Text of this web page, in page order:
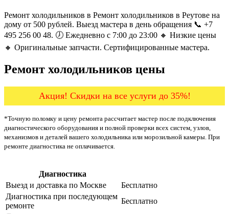
Ремонт холодильников в Ремонт холодильников в Реутове на
дому от 500 рублей. Выезд мастера в день обращения 📞 +7
495 256 00 48. 🕖 Ежедневно с 7:00 до 23:00 🔸 Низкие цены
🔸 Оригинальные запчасти. Сертифицированные мастера.
Ремонт холодильников цены
Акция! Скидки на все услуги до 35%!
*Точную поломку и цену ремонта рассчитает мастер после подключения
диагностического оборудования и полной проверки всех систем, узлов,
механизмов и деталей вашего холодильника или морозильной камеры. При
ремонте диагностика не оплачивается.
Диагностика
Выезд и доставка по Москве
Бесплатно
Диагностика при последующем
ремонте
Бесплатно